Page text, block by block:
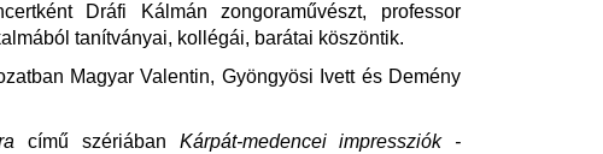
Dráfi Kálmán zongoraművészt, professor
tanítványai, kollégái, barátai köszöntik.
Magyar Valentin, Gyöngyösi Ivett és Demény
című szériában Kárpát-medencei impressziók -